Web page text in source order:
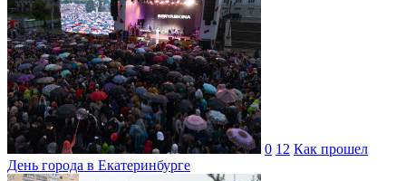
0 12 Как прошел
День города в Екатеринбурге